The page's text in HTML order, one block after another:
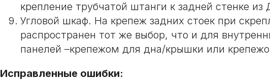
крепление трубчатой штанги к задней стенке из
Угловой шкаф. На крепеж задних стоек при
распространен тот же выбор, что и для
панелей –крепежом для дна/крышки или
Исправленные ошибки: